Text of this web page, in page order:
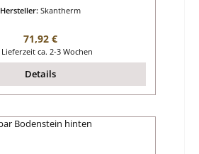
Hersteller: Skantherm
Regulärer Preis:
71,92 €
Lieferzeit ca. 2-3 Wochen
Details